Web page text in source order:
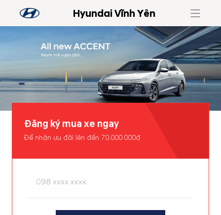
Hyundai Vĩnh Yên
Đăng ký mua xe ngay
Để nhận ưu đãi lên đến 70.000.000đ